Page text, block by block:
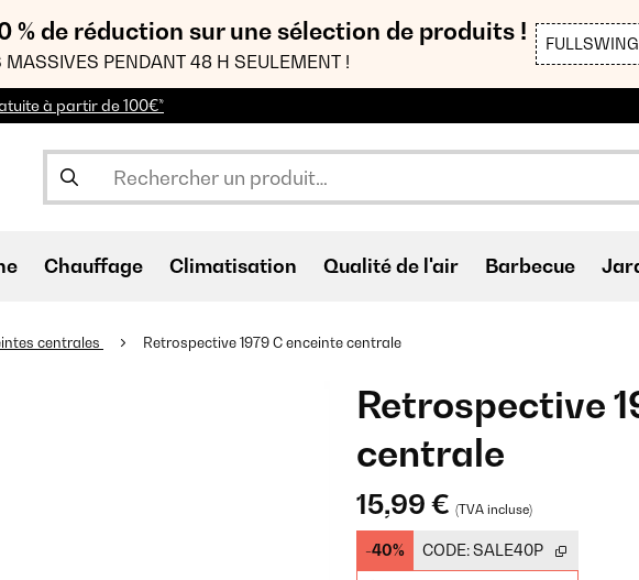
% de réduction sur une sélection de produits !
MASSIVES PENDANT 48 H SEULEMENT !
à partir de 100€*
Chauffage Climatisation Qualité de l'air Barbecue
centrales Retrospective 1979 C enceinte centrale
Retrospective
centrale
15,99 € (TVA incluse)
-40% CODE:SALE40P